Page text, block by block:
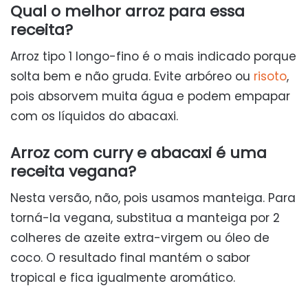
Qual o melhor arroz para essa
receita?
Arroz tipo 1 longo-fino é o mais indicado porque
solta bem e não gruda. Evite arbóreo ou risoto,
pois absorvem muita água e podem empapar
com os líquidos do abacaxi.
Arroz com curry e abacaxi é uma
receita vegana?
Nesta versão, não, pois usamos manteiga. Para
torná-la vegana, substitua a manteiga por 2
colheres de azeite extra-virgem ou óleo de
coco. O resultado final mantém o sabor
tropical e fica igualmente aromático.